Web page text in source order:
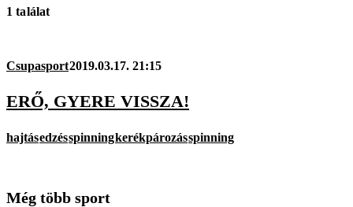
1 találat
Csupasport2019.03.17. 21:15
ERŐ, GYERE VISSZA!
hajtásedzésspinningkerékpározásspinning
Még több sport